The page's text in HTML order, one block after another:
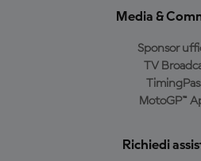
Media &
Sponsor
TV
MotoGP™
Richiedi